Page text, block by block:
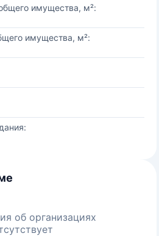
имущества, м²:
имущества, м²:
об организациях